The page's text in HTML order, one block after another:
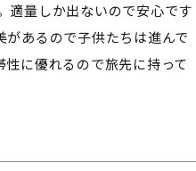
量しか出ないので安心です
あるので子供たちは進んで
に優れるので旅先に持って